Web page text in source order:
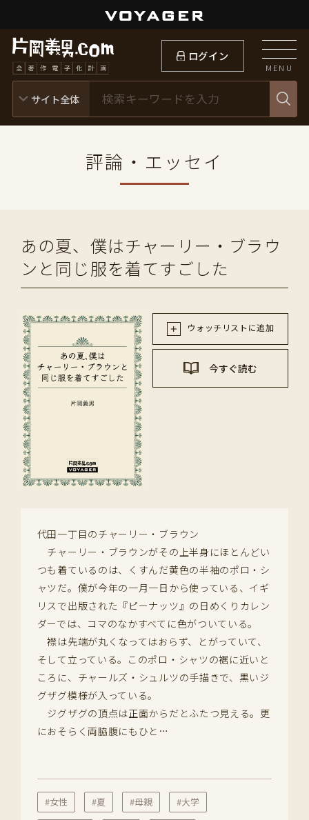
ログイン
MENU
評論・エッセイ
あの夏、僕はチャーリー・ブラウ
ンと同じ服を着てすごした
ウォッチリストに追加
今すぐ読む
代田一丁目のチャーリー・ブラウン
チャーリー・ブラウンがその上半身にほとんどい
つも着ているのは、くすんだ黄色の半袖のポロ・シ
ャツだ。僕が今年の一月一日から使っている、イギ
リスで出版された『ピーナッツ』の日めくりカレン
ダーでは、コマのなかすべてに色がついている。
襟は先端が丸くなってはおらず、とがっていて、
そして立っている。このポロ・シャツの裾に近いと
ころに、チャールズ・シュルツの手描きで、黒いジ
グザグ模様が入っている。
ジグザグの頂点は正面からだとふたつ見える。更
におそらく両脇腹にもひと…
#女性 #夏 #母親 #大学